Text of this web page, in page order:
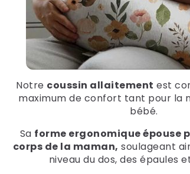
Notre coussin allaitement est
maximum de confort tant pour la
bébé.
Sa forme ergonomique épouse
corps de la maman, soulageant
niveau du dos, des épaules